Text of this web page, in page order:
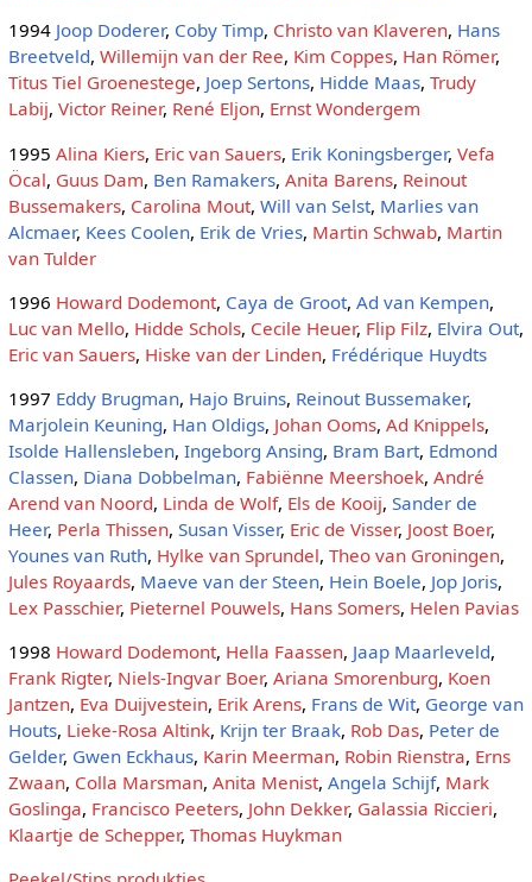
1994 Joop Doderer, Coby Timp, Christo van Klaveren, Hans
Breetveld, Willemijn van der Ree, Kim Coppes, Han Römer,
Titus Tiel Groenestege, Joep Sertons, Hidde Maas, Trudy
Labij, Victor Reiner, René Eljon, Ernst Wondergem
1995 Alina Kiers, Eric van Sauers, Erik Koningsberger, Vefa
Öcal, Guus Dam, Ben Ramakers, Anita Barens, Reinout
Bussemakers, Carolina Mout, Will van Selst, Marlies van
Alcmaer, Kees Coolen, Erik de Vries, Martin Schwab, Martin
van Tulder
1996 Howard Dodemont, Caya de Groot, Ad van Kempen,
Luc van Mello, Hidde Schols, Cecile Heuer, Flip Filz, Elvira Out,
Eric van Sauers, Hiske van der Linden, Frédérique Huydts
1997 Eddy Brugman, Hajo Bruins, Reinout Bussemaker,
Marjolein Keuning, Han Oldigs, Johan Ooms, Ad Knippels,
Isolde Hallensleben, Ingeborg Ansing, Bram Bart, Edmond
Classen, Diana Dobbelman, Fabiënne Meershoek, André
Arend van Noord, Linda de Wolf, Els de Kooij, Sander de
Heer, Perla Thissen, Susan Visser, Eric de Visser, Joost Boer,
Younes van Ruth, Hylke van Sprundel, Theo van Groningen,
Jules Royaards, Maeve van der Steen, Hein Boele, Jop Joris,
Lex Passchier, Pieternel Pouwels, Hans Somers, Helen Pavias
1998 Howard Dodemont, Hella Faassen, Jaap Maarleveld,
Frank Rigter, Niels-Ingvar Boer, Ariana Smorenburg, Koen
Jantzen, Eva Duijvestein, Erik Arens, Frans de Wit, George van
Houts, Lieke-Rosa Altink, Krijn ter Braak, Rob Das, Peter de
Gelder, Gwen Eckhaus, Karin Meerman, Robin Rienstra, Erns
Zwaan, Colla Marsman, Anita Menist, Angela Schijf, Mark
Goslinga, Francisco Peeters, John Dekker, Galassia Riccieri,
Klaartje de Schepper, Thomas Huykman